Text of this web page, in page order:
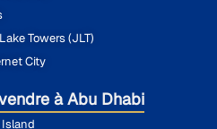
Towers (JLT)
City
à Abu Dhabi
Island